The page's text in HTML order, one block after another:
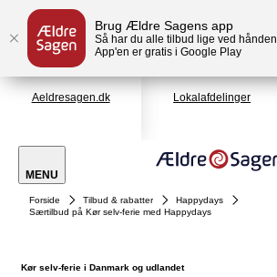
Brug Ældre Sagens app
Så har du alle tilbud lige ved hånden
App'en er gratis i Google Play
Aeldresagen.dk Lokalafdelinger
MENU
Forside Tilbud & rabatter
Happydays
Særtilbud på Kør selv-ferie med Happydays
Kør selv-ferie i Danmark og udlandet